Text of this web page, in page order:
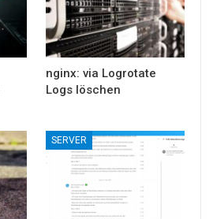
nginx: via Logrotate
Logs löschen
SERVER